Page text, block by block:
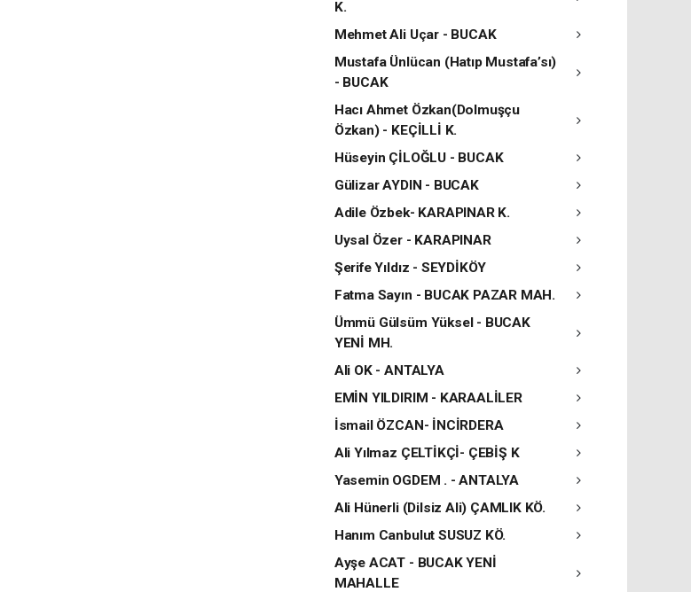
K.
Mehmet Ali Uçar - BUCAK
Mustafa Ünlücan (Hatıp Mustafa’sı)
- BUCAK
Hacı Ahmet Özkan(Dolmuşçu
Özkan) - KEÇİLLİ K.
Hüseyin ÇİLOĞLU - BUCAK
Gülizar AYDIN - BUCAK
Adile Özbek- KARAPINAR K.
Uysal Özer - KARAPINAR
Şerife Yıldız - SEYDİKÖY
Fatma Sayın - BUCAK PAZAR MAH.
Ümmü Gülsüm Yüksel - BUCAK
YENİ MH.
Ali OK - ANTALYA
EMİN YILDIRIM - KARAALİLER
İsmail ÖZCAN- İNCİRDERA
Ali Yılmaz ÇELTİKÇİ- ÇEBİŞ K
Yasemin OGDEM . - ANTALYA
Ali Hünerli (Dilsiz Ali) ÇAMLIK KÖ.
Hanım Canbulut SUSUZ KÖ.
Ayşe ACAT - BUCAK YENİ
MAHALLE